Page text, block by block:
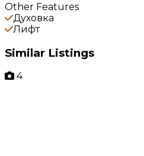
Other Features
Духовка
Лифт
Similar Listings
4